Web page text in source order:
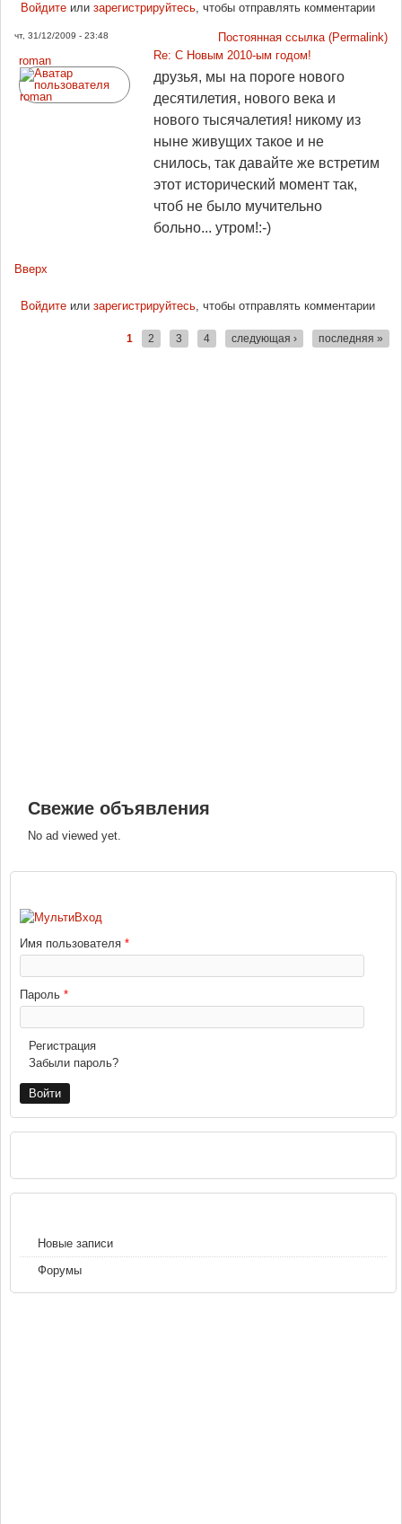
Войдитеили зарегистрируйтесь, чтобы отправлять комментарии
чт, 31/12/2009 - 23:48
Постоянная ссылка (Permalink)
roman
Re: С Новым 2010-ым годом!
друзья, мы на пороге нового
десятилетия, нового века и
нового тысячалетия! никому из
ныне живущих такое и не
снилось, так давайте же встретим
этот исторический момент так,
чтоб не было мучительно
больно... утром!:-)
Вверх
Войдитеили зарегистрируйтесь, чтобы отправлять комментарии
1 2 3 4 следующая › последняя »
Свежие объявления
No ad viewed yet.
Имя пользователя *
Пароль *
Регистрация
Забыли пароль?
Новые записи
Форумы